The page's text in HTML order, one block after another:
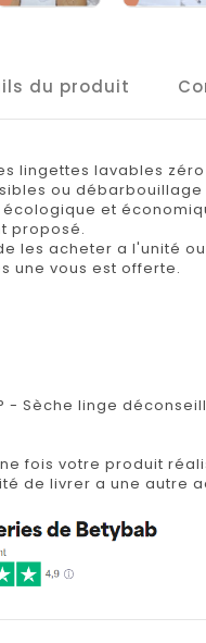
du produit
lingettes lavables
ou
et
proposé.
les acheter a l'unité
une vous est offerte.
- Sèche linge
fois votre produit
de livrer a une autre